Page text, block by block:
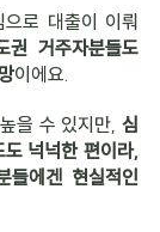
로 대출이 이뤄
권 거주자분들도
이에요.
을 수 있지만, 심
넉넉한 편이라,
들에겐 현실적인